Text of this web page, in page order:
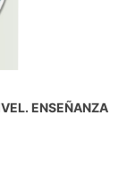
ENSEÑANZA